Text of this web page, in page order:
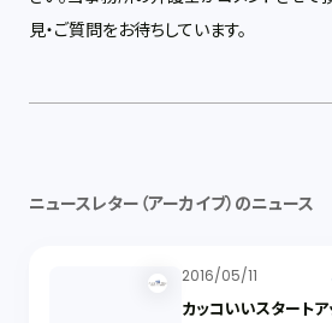
見・ご質問をお待ちしています。
ニュースレター（アーカイブ）のニュース
2016/05/11
カッコいいスタート